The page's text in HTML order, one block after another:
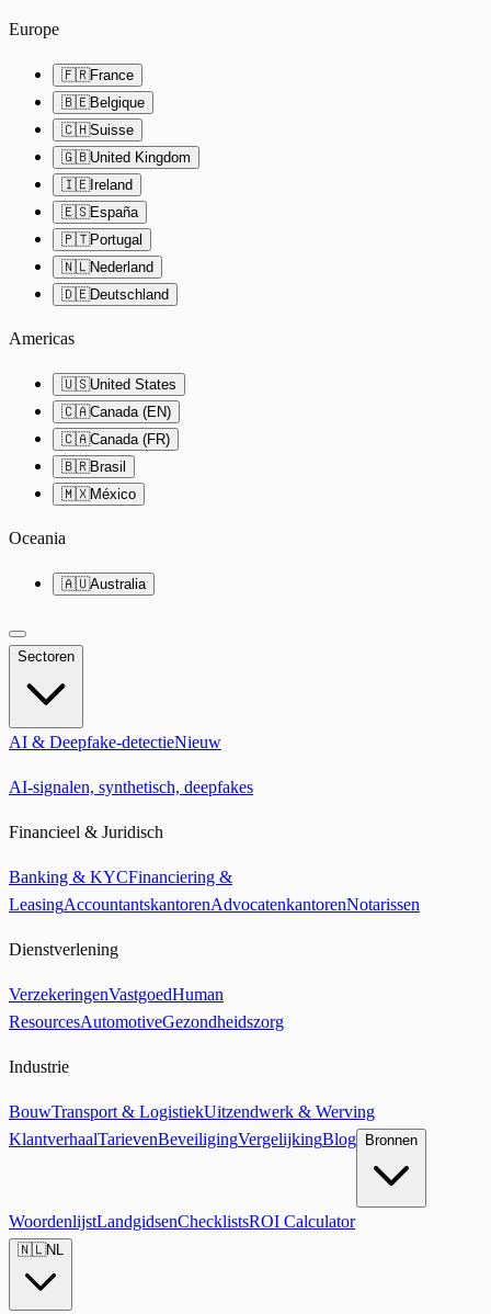
Europe
🇫🇷France
🇧🇪Belgique
🇨🇭Suisse
🇬🇧United Kingdom
🇮🇪Ireland
🇪🇸España
🇵🇹Portugal
🇳🇱Nederland
🇩🇪Deutschland
Americas
🇺🇸United States
🇨🇦Canada (EN)
🇨🇦Canada (FR)
🇧🇷Brasil
🇲🇽México
Oceania
🇦🇺Australia
Sectoren
AI & Deepfake-detectieNieuw
AI-signalen, synthetisch, deepfakes
Financieel & Juridisch
Banking & KYCFinanciering &
LeasingAccountantskantorenAdvocatenkantorenNotarissen
Dienstverlening
VerzekeringenVastgoedHuman
ResourcesAutomotiveGezondheidszorg
Industrie
BouwTransport & LogistiekUitzendwerk & Werving
KlantverhaalTarievenBeveiligingVergelijkingBlog Bronnen
WoordenlijstLandgidsenChecklistsROI Calculator
🇳🇱NL